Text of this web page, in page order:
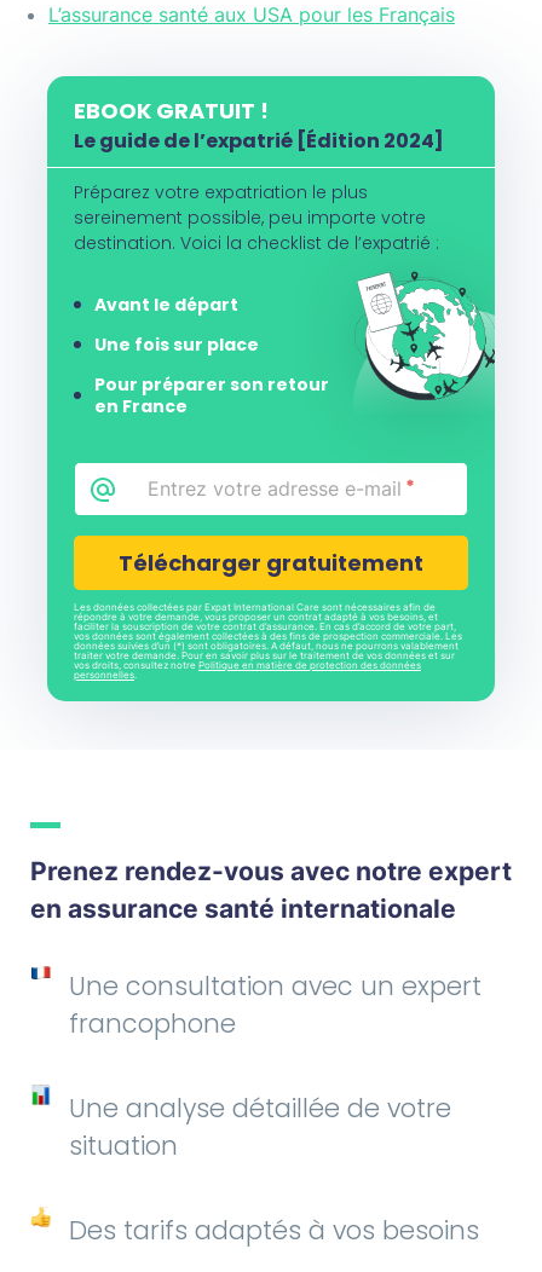
L’assurance santé aux USA pour les Français
EBOOK GRATUIT !
Le guide de l’expatrié [Édition 2024]
Préparez votre expatriation le plus
sereinement possible, peu importe votre
destination. Voici la checklist de l’expatrié :
Avant le départ
Une fois sur place
Pour préparer son retour
en France
Email
CAPTCHA
Les données collectées par Expat International Care sont nécessaires afin de
répondre à votre demande, vous proposer un contrat adapté à vos besoins, et
faciliter la souscription de votre contrat d’assurance. En cas d’accord de votre part,
vos données sont également collectées à des fins de prospection commerciale. Les
données suivies d’un (*) sont obligatoires. A défaut, nous ne pourrons valablement
traiter votre demande. Pour en savoir plus sur le traitement de vos données et sur
vos droits, consultez notre Politique en matière de protection des données
personnelles
Prenez rendez-vous avec notre expert
en assurance santé internationale
Une consultation avec un expert
francophone
Une analyse détaillée de votre
situation
Des tarifs adaptés à vos besoins